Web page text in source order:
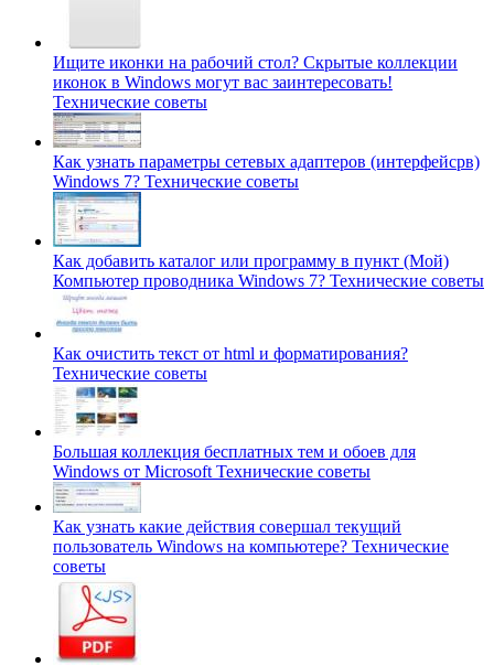
Ищите иконки на рабочий стол? Скрытые коллекции
иконок в Windows могут вас заинтересовать!
Технические советы
Как узнать параметры сетевых адаптеров (интерфейсрв)
Windows 7? Технические советы
Как добавить каталог или программу в пункт (Мой)
Компьютер проводника Windows 7? Технические советы
Как очистить текст от html и форматирования?
Технические советы
Большая коллекция бесплатных тем и обоев для
Windows от Microsoft Технические советы
Как узнать какие действия совершал текущий
пользователь Windows на компьютере? Технические
советы